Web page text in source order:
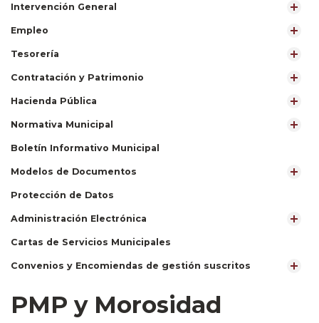
Intervención General
Empleo
Tesorería
Contratación y Patrimonio
Hacienda Pública
Normativa Municipal
Boletín Informativo Municipal
Modelos de Documentos
Protección de Datos
Administración Electrónica
Cartas de Servicios Municipales
Convenios y Encomiendas de gestión suscritos
PMP y Morosidad